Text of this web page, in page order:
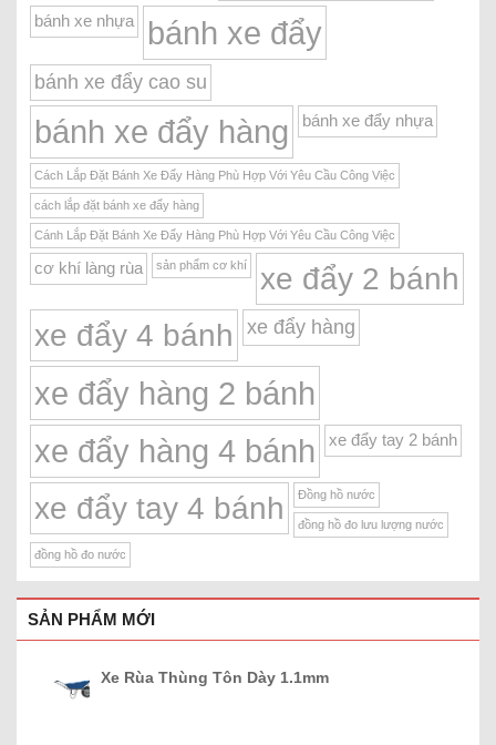
bánh xe nhựa bánh xe đẩy
bánh xe đẩy cao su
bánh xe đẩy hàng bánh xe đẩy nhựa
Cách Lắp Đặt Bánh Xe Đẩy Hàng Phù Hợp Với Yêu Cầu Công Việc
cách lắp đặt bánh xe đẩy hàng
Cánh Lắp Đặt Bánh Xe Đẩy Hàng Phù Hợp Với Yêu Cầu Công Việc
cơ khí làng rùa sản phẩm cơ khí
xe đẩy 2 bánh
xe đẩy 4 bánh
xe đẩy hàng
xe đẩy hàng 2 bánh
xe đẩy hàng 4 bánh xe đẩy tay 2 bánh
xe đẩy tay 4 bánh Đồng hồ nước
đồng hồ đo lưu lượng nước
đồng hồ đo nước
SẢN PHẨM MỚI
Xe Rùa Thùng Tôn Dày 1.1mm